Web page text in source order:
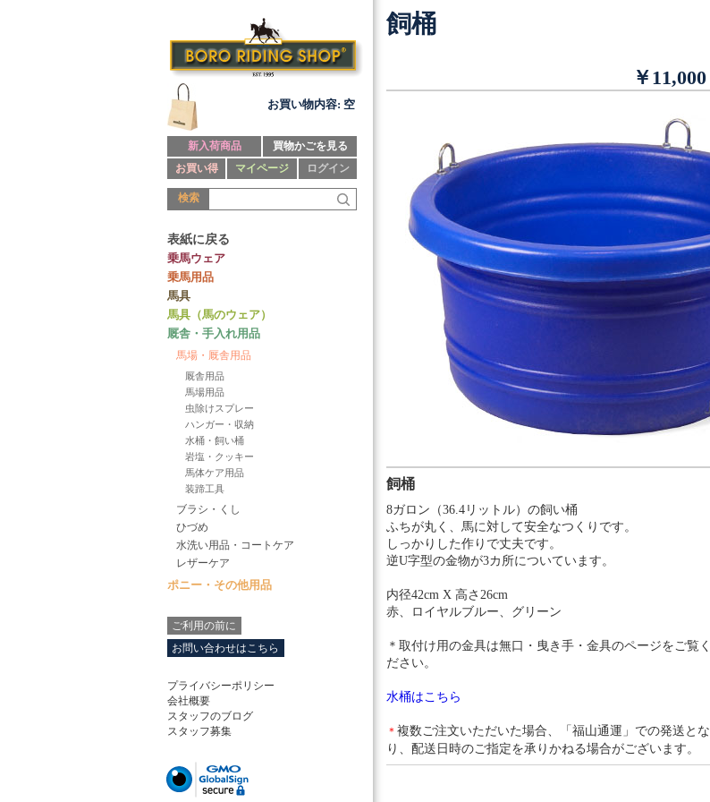
お買い物内容: 空
新入荷商品
買物かごを見る
お買い得
マイページ ログイン
検索
表紙に戻る
乗馬ウェア
乗馬用品
馬具
馬具（馬のウェア）
厩舎・手入れ用品
馬場・厩舎用品
厩舎用品
馬場用品
虫除けスプレー
ハンガー・収納
水桶・飼い桶
岩塩・クッキー
馬体ケア用品
装蹄工具
ブラシ・くし
ひづめ
水洗い用品・コートケア
レザーケア
ポニー・その他用品
ご利用の前に
お問い合わせはこちら
プライバシーポリシー
会社概要
スタッフのブログ
スタッフ募集
飼桶
￥11,000
飼桶
8ガロン（36.4リットル）の飼い桶
ふちが丸く、馬に対して安全なつくりです。
しっかりした作りで丈夫です。
逆U字型の金物が3カ所についています。
内径42cm X 高さ26cm
赤、ロイヤルブルー、グリーン
＊取付け用の金具は無口・曳き手・金具のページをご覧く
ださい。
水桶はこちら
＊ 複数ご注文いただいた場合、「福山通運」での発送とな
り、配送日時のご指定を承りかねる場合がございます。